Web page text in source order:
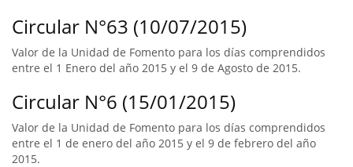
Circular N°63 (10/07/2015)
Valor de la Unidad de Fomento para los días comprendidos
entre el 1 Enero del año 2015 y el 9 de Agosto de 2015.
Circular N°6 (15/01/2015)
Valor de la Unidad de Fomento para los días comprendidos
entre el 1 de enero del año 2015 y el 9 de febrero del año
2015.